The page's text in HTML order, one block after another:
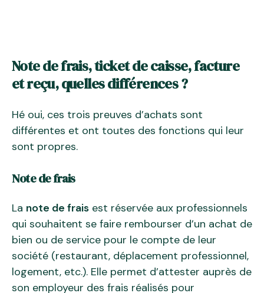
Note de frais, ticket de caisse, facture
et reçu, quelles différences ?
Hé oui, ces trois preuves d’achats sont
différentes et ont toutes des fonctions qui leur
sont propres.
Note de frais
La note de frais est réservée aux professionnels
qui souhaitent se faire rembourser d’un achat de
bien ou de service pour le compte de leur
société (restaurant, déplacement professionnel,
logement, etc.). Elle permet d’attester auprès de
son employeur des frais réalisés pour